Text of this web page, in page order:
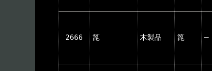
2666 箆 木製品 箆 ―